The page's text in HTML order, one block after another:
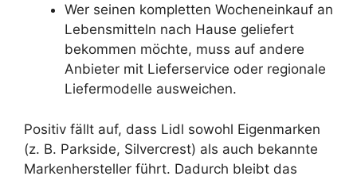
Wer seinen kompletten Wocheneinkauf an
Lebensmitteln nach Hause geliefert
bekommen möchte, muss auf andere
Anbieter mit Lieferservice oder regionale
Liefermodelle ausweichen.
Positiv fällt auf, dass Lidl sowohl Eigenmarken
(z. B. Parkside, Silvercrest) als auch bekannte
Markenhersteller führt. Dadurch bleibt das